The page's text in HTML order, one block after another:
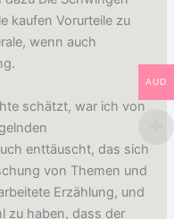
kaufen Vorurteile zu
wenn auch
schätzt, war ich von
enttäuscht, das sich
von Themen und
Erzählung, und
zu haben, dass der
AUD